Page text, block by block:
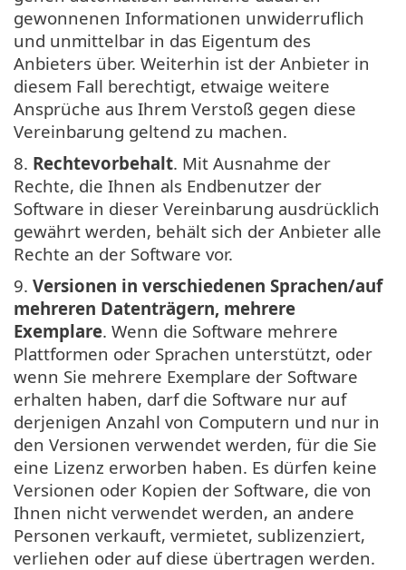
gewonnenen Informationen unwiderruflich
und unmittelbar in das Eigentum des
Anbieters über. Weiterhin ist der Anbieter in
diesem Fall berechtigt, etwaige weitere
Ansprüche aus Ihrem Verstoß gegen diese
Vereinbarung geltend zu machen.
8. Rechtevorbehalt. Mit Ausnahme der
Rechte, die Ihnen als Endbenutzer der
Software in dieser Vereinbarung ausdrücklich
gewährt werden, behält sich der Anbieter alle
Rechte an der Software vor.
9. Versionen in verschiedenen Sprachen/auf
mehreren Datenträgern, mehrere
Exemplare. Wenn die Software mehrere
Plattformen oder Sprachen unterstützt, oder
wenn Sie mehrere Exemplare der Software
erhalten haben, darf die Software nur auf
derjenigen Anzahl von Computern und nur in
den Versionen verwendet werden, für die Sie
eine Lizenz erworben haben. Es dürfen keine
Versionen oder Kopien der Software, die von
Ihnen nicht verwendet werden, an andere
Personen verkauft, vermietet, sublizenziert,
verliehen oder auf diese übertragen werden.